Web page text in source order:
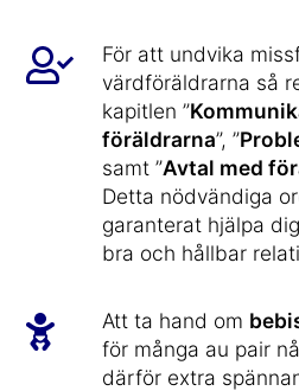
För att undvika
värdföräldrarna så
kapitlen ”
föräldrarna”, ”
samt ”Avtal med
Detta nödvändiga
garanterat hjälpa
bra och hållbar
Att ta hand om
för många au pair
därför extra